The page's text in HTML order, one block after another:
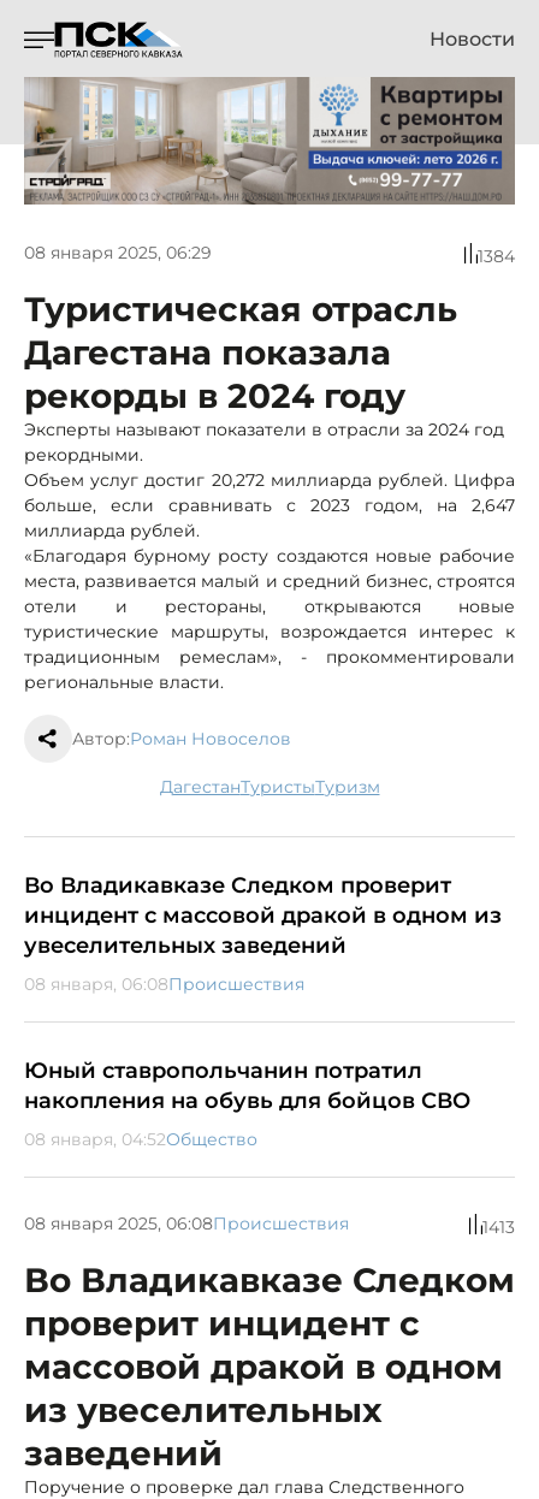
Новости
08 января 2025, 06:29 1384
Туристическая отрасль
Дагестана показала
рекорды в 2024 году
Эксперты называют показатели в отрасли за 2024 год
рекордными.
Объем услуг достиг 20,272 миллиарда рублей. Цифра
больше, если сравнивать с 2023 годом, на 2,647
миллиарда рублей.
«Благодаря бурному росту создаются новые рабочие
места, развивается малый и средний бизнес, строятся
отели и рестораны, открываются новые
туристические маршруты, возрождается интерес к
традиционным ремеслам», - прокомментировали
региональные власти.
Автор:Роман Новоселов
Дагестан туристы туризм
Во Владикавказе Следком проверит
инцидент с массовой дракой в одном из
увеселительных заведений
08 января, 06:08Происшествия
Юный ставропольчанин потратил
накопления на обувь для бойцов СВО
08 января, 04:52Общество
08 января 2025, 06:08Происшествия 1413
Во Владикавказе Следком
проверит инцидент с
массовой дракой в одном
из увеселительных
заведений
Поручение о проверке дал глава Следственного